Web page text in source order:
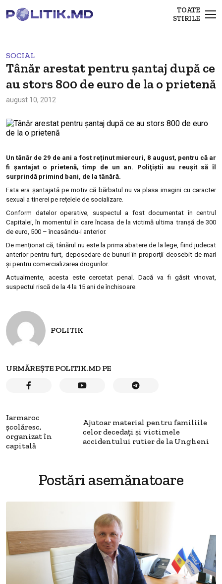
TOATE
STIRILE
SOCIAL
Tânăr arestat pentru şantaj după ce
au stors 800 de euro de la o prietenă
august 10, 2012
Un tânăr de 29 de ani a fost reținut miercuri, 8 august, pentru că ar
fi șantajat o prietenă, timp de un an. Poliţiştii au reuşit să îl
surprindă primind bani, de la tânără.
Fata era șantajată pe motiv că bărbatul nu va plasa imagini cu caracter
sexual a tinerei pe rețelele de socializare.
Conform datelor operative, suspectul a fost documentat în centrul
Capitalei, în momentul în care încasa de la victimă ultima tranșă de 300
de euro, 500 – încasându-i anterior.
De menționat că, tânărul nu este la prima abatere de la lege, fiind judecat
anterior pentru furt, deposedare de bunuri în proporţii deosebit de mari
şi pentru comercializarea drogurilor.
Actualmente, acesta este cercetat penal. Dacă va fi găsit vinovat,
suspectul riscă de la 4 la 15 ani de închisoare.
POLITIK
URMĂREȘTE POLITIK.MD PE
Iarmaroc
şcolăresc,
organizat în
capitală
Ajutoar material pentru familiile
celor decedați și victimele
accidentului rutier de la Ungheni
Postări asemănatoare